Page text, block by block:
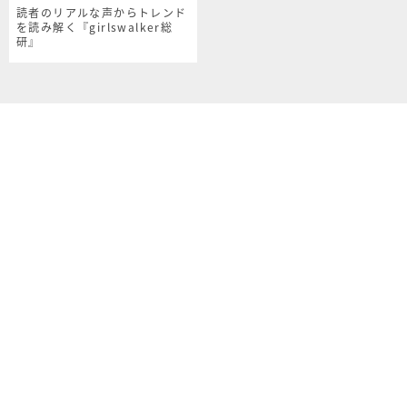
読者のリアルな声からトレンド
を読み解く『girlswalker総
研』